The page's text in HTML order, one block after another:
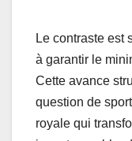
Le contraste est
à garantir le
Cette avance
question de
royale qui